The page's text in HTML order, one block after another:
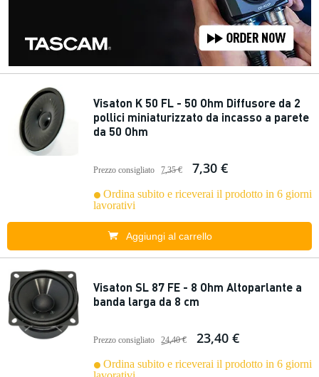
Visaton K 50 FL - 50 Ohm Diffusore da 2
pollici miniaturizzato da incasso a parete
da 50 Ohm
Prezzo consigliato 7,35 € 7,30 €
Ordina subito e riceverai il prodotto in 6 giorni
lavorativi
Aggiungi al carrello
Visaton SL 87 FE - 8 Ohm Altoparlante a
banda larga da 8 cm
Prezzo consigliato 24,40 € 23,40 €
Ordina subito e riceverai il prodotto in 6 giorni